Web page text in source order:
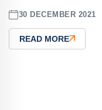
30 DECEMBER 2021
READ MORE